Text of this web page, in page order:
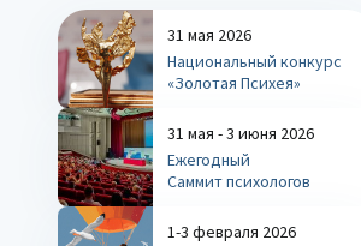
31 мая 2026
Национальный конкурс
«Золотая Психея»
31 мая - 3 июня 2026
Ежегодный
Саммит психологов
1-3 февраля 2026